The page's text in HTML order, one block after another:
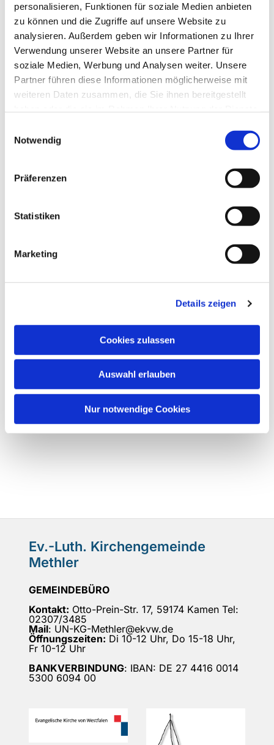
personalisieren, Funktionen für soziale Medien anbieten
zu können und die Zugriffe auf unsere Website zu
analysieren. Außerdem geben wir Informationen zu Ihrer
Verwendung unserer Website an unsere Partner für
soziale Medien, Werbung und Analysen weiter. Unsere
Partner führen diese Informationen möglicherweise mit
weiteren Daten zusammen, die Sie ihnen bereitgestellt
Notwendig
Präferenzen
Statistiken
Marketing
Details zeigen
Cookies zulassen
Auswahl erlauben
Nur notwendige Cookies
Ev.-Luth. Kirchengemeinde
Methler
GEMEINDEBÜRO
Kontakt: Otto-Prein-Str. 17, 59174 Kamen Tel:
02307/3485
Mail: UN-KG-Methler@ekvw.de
Öffnungszeiten: Di 10-12 Uhr, Do 15-18 Uhr,
Fr 10-12 Uhr
BANKVERBINDUNG: IBAN: DE 27 4416 0014
5300 6094 00